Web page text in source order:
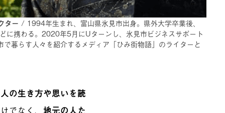
ター / 1994年生まれ、富山県氷見市出身。県外大学卒業後、
に携わる。2020年5月にUターンし、氷見市ビジネスサポート
暮らす人々を紹介するメディア「ひみ街物語」のライターと
人の生き方や思いを読
でなく、地元の人た